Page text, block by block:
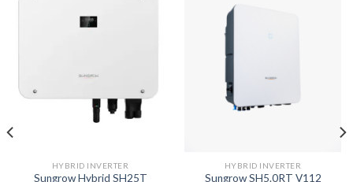
HYBRID INVERTER
Sungrow Hybrid SH25T
HYBRID INVERTER
Sungrow SH5.0RT V112